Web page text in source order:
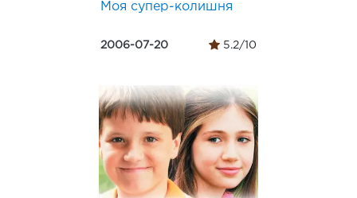
Моя супер-колишня
2006-07-20 5.2/10